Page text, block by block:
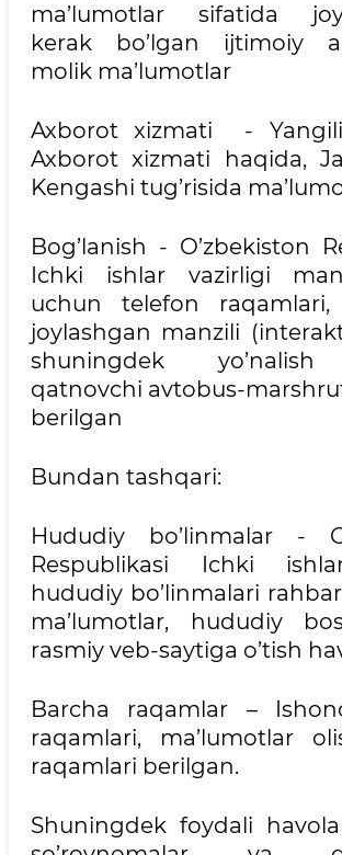
ma’lumotlar sifatida
kerak bo’lgan ijtimoiy
molik ma’lumotlar
Axborot xizmati -
Axborot xizmati haqida,
Kengashi tug’risida
Bog’lanish - O’zbekiston
Ichki ishlar vazirligi
uchun telefon
joylashgan manzili
shuningdek yo’nalish
qatnovchi avtobus-
berilgan
Bundan tashqari:
Hududiy bo’linmalar -
Respublikasi Ichki
hududiy bo’linmalari
ma’lumotlar, hududiy
rasmiy veb-saytiga o’tish
Barcha raqamlar –
raqamlari, ma’lumotlar
raqamlari berilgan.
Shuningdek foydali